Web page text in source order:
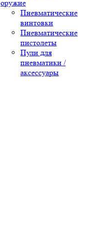
оружие
Пневматические
винтовки
Пневматические
пистолеты
Пули для
пневматики /
аксессуары